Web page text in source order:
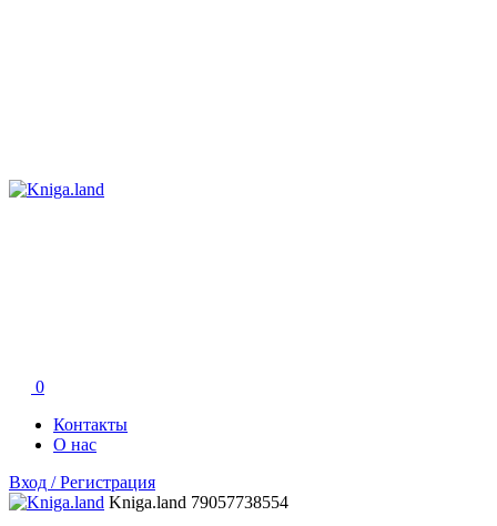
0
Контакты
О нас
Вход / Регистрация
Kniga.land 79057738554